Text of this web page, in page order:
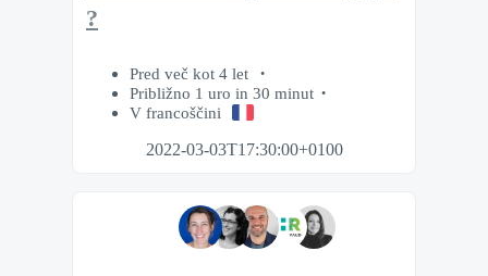
?
Pred več kot 4 let
Približno 1 uro in 30 minut
V francoščini
2022-03-03T17:30:00+0100